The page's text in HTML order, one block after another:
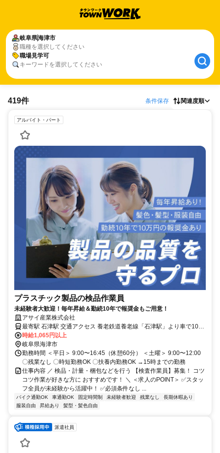
岐阜県海津市
職種を選択してください
職場見学可
キーワードを選択してください
419件 条件保存 関連度順
アルバイト・パート
プラスチック製品の検品作業員
未経験者大歓迎！毎年昇給＆勤続10年で報奨金もご用意！
アサイ産業株式会社
最寄駅 石津駅 交通アクセス 養老鉄道養老線「石津駅」より車で10分
時給1,065円以上
岐阜県海津市
勤務時間 ＜平日＞ 9:00〜16:45（休憩60分） ＜土曜＞ 9:00〜12:00
〇残業なし 〇時短勤務OK 〇扶養内勤務OK →15時までの勤務
仕事内容 ／ 検品・計量・梱包などを行う 【検査作業員】募集！ コツ
コツ作業が好きな方に おすすめです！ ＼ ＜求人のPOINT＞ ✅スタッ
フ全員が未経験から活躍中！ ✅必須条件なし ...
バイク通勤OK 車通勤OK 固定時間制 未経験者歓迎 残業なし
長期休暇あり
服装自由
昇給あり 髪型・髪色自由
派遣社員